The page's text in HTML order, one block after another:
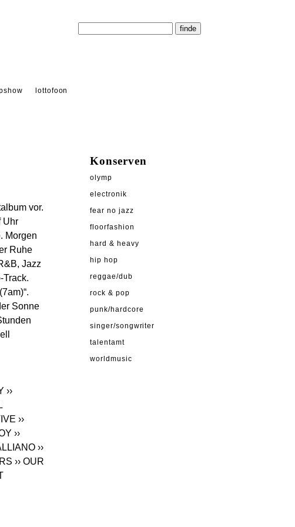
lottofoon
vor.
Uhr
Morgen
Ruhe
Jazz
Track.
Sonne
››
››
››
››
›› OUR
Konserven
olymp
electronik
fear no jazz
floorfashion
hard & heavy
hip hop
reggae/dub
rock & pop
punk/hardcore
singer/songwriter
talentamt
worldmusic